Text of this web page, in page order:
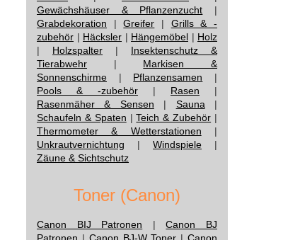
Gewächshäuser & Pflanzenzucht |
Grabdekoration |Greifer | Grills & -
zubehör | Häcksler | Hängemöbel | Holz
| Holzspalter | Insektenschutz &
Tierabwehr | Markisen &
Sonnenschirme | Pflanzensamen |
Pools & -zubehör | Rasen |
Rasenmäher & Sensen | Sauna |
Schaufeln & Spaten |Teich & Zubehör |
Thermometer & Wetterstationen |
Unkrautvernichtung | Windspiele |
Zäune & Sichtschutz
Toner (Canon)
Canon BIJ Patronen |Canon BJ